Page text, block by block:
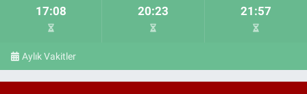
17:08 20:23 21:57
Aylık Vakitler